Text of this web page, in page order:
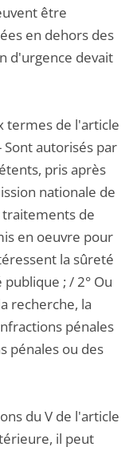
être
en dehors des
d'urgence devait
termes de l'article
Sont autorisés par
pris après
nationale de
de
en oeuvre pour
la sûreté
; / 2° Ou
recherche, la
pénales
pénales ou des
du V de l'article
il peut